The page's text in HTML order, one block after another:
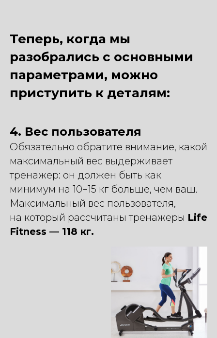
Теперь, когда мы
разобрались с основными
параметрами, можно
приступить к деталям:
4. Вес пользователя
Обязательно обратите внимание, какой
максимальный вес выдерживает
тренажер: он должен быть как
минимум на 10−15 кг больше, чем ваш.
Максимальный вес пользователя,
на который рассчитаны тренажеры Life
Fitness — 118 кг.